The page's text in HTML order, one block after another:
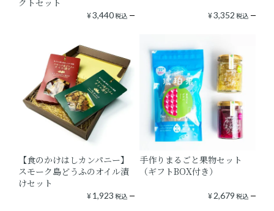
クトセット
¥3,440税込 ¥3,352 税込
【食のかけはしカンパニー】
スモーク島どうふのオイル漬
けセット
¥1,923 税込
手作りまるごと果物セット
（ギフトBOX付き）
¥2,679 税込